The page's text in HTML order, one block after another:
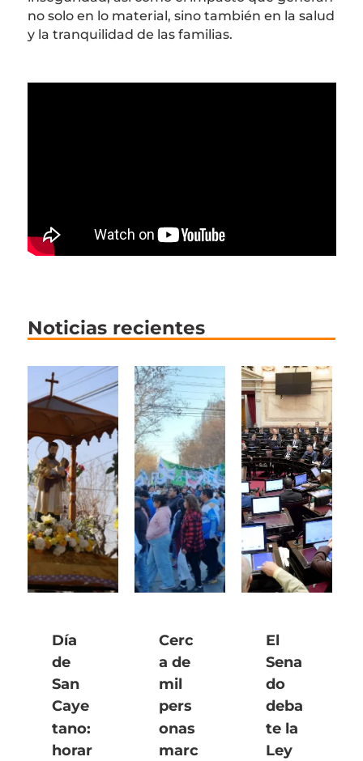
no solo en lo material, sino también en la salud
y la tranquilidad de las familias.
Noticias recientes
Día
de
San
Caye
tano:
horar
Cerc
a de
mil
pers
onas
marc
El
Sena
do
deba
te la
Ley